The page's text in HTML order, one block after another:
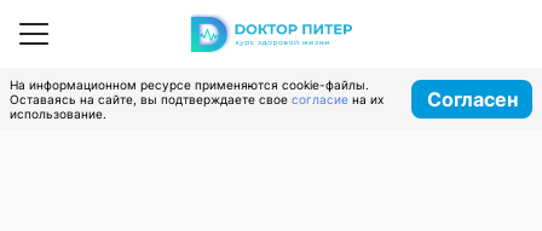
На информационном ресурсе применяются cookie-файлы.
Оставаясь на сайте, вы подтверждаете свое согласие на их
использование.
Согласен